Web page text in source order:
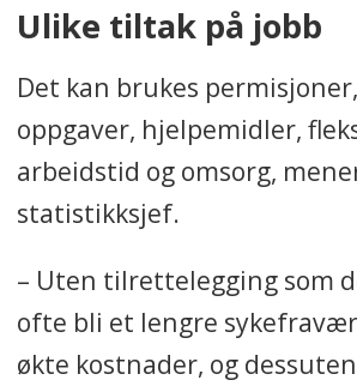
Ulike tiltak på jobb
Det kan brukes
oppgaver, hjelpemidler,
arbeidstid og omsorg,
statistikksjef.
– Uten tilrettelegging som
ofte bli et lengre
økte kostnader, og